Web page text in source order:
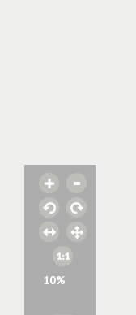
10%